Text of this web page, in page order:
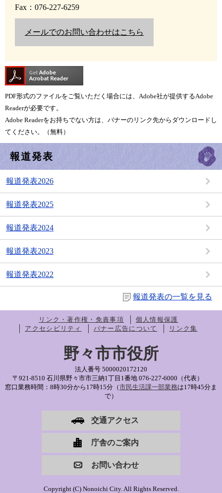
Fax：076-227-6259
メールでのお問い合わせはこちら
PDF形式のファイルをご覧いただく場合には、Adobe社が提供するAdobe
Readerが必要です。
Adobe Readerをお持ちでない方は、バナーのリンク先からダウンロードし
てください。（無料）
報道発表
報道発表2026
報道発表2025
報道発表2024
報道発表2023
報道発表2022
報道発表の一覧を見る
リンク・著作権・免責事項
個人情報保護
アクセシビリティ
バナー広告について リンク集
野々市市役所
法人番号 5000020172120
〒921-8510 石川県野々市市三納1丁目1番地 076-227-6000（代表）
窓口業務時間：8時30分から17時15分（市民生活課一部業務は17時45分ま
で）
交通アクセス
庁舎のご案内
お問い合わせ
Copyright (C) Nonoichi City. All Rights Reserved.